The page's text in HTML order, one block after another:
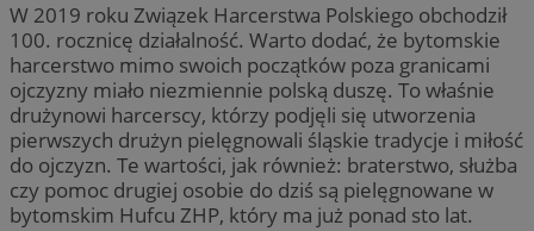
W 2019 roku Związek Harcerstwa Polskiego obchodził
100. rocznicę działalność. Warto dodać, że bytomskie
harcerstwo mimo swoich początków poza granicami
ojczyzny miało niezmiennie polską duszę. To właśnie
drużynowi harcerscy, którzy podjęli się utworzenia
pierwszych drużyn pielęgnowali śląskie tradycje i miłość
do ojczyzn. Te wartości, jak również: braterstwo, służba
czy pomoc drugiej osobie do dziś są pielęgnowane w
bytomskim Hufcu ZHP, który ma już ponad sto lat.